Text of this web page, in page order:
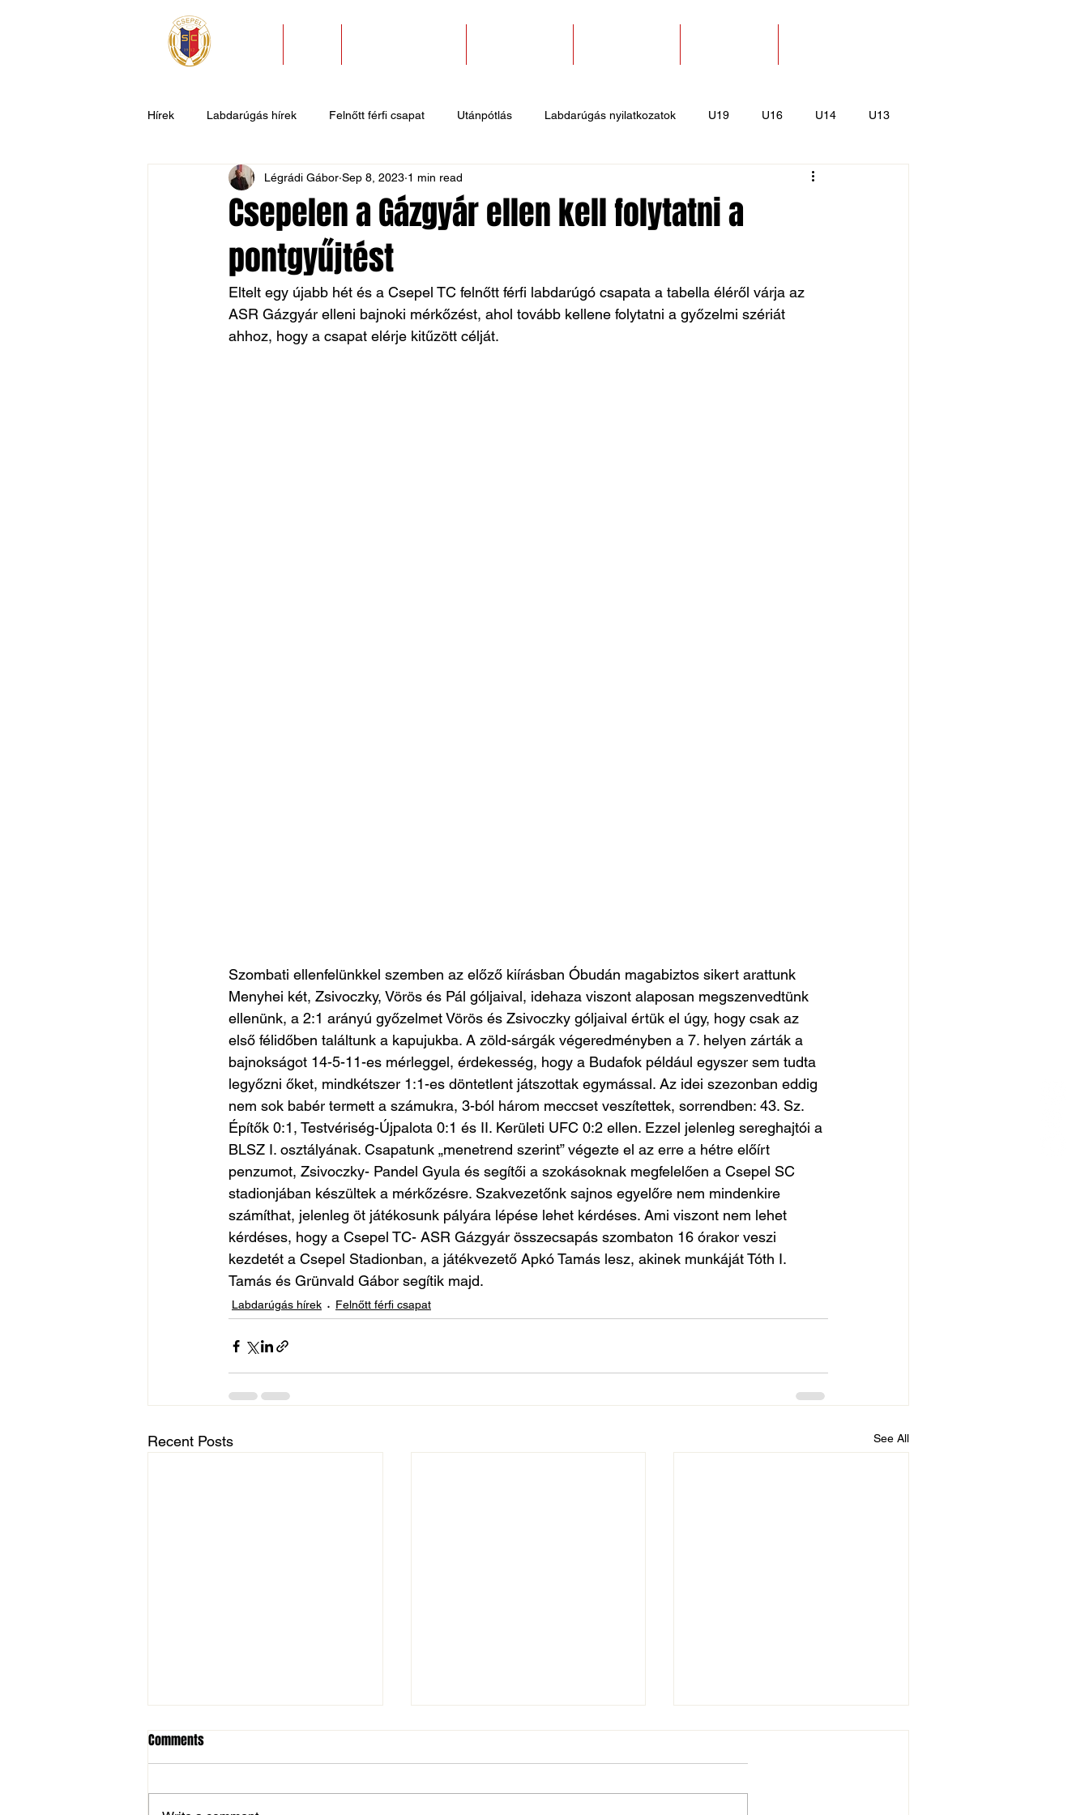
Hírek Labdarúgás hírek Felnőtt férfi csapat Utánpótlás Labdarúgás nyilatkozatok U19 U16 U14 U13
U9 U7 Evezős hírek Sportlövő hírek Kajak-Kenu
Csepel SC II Általános hírek
Csepelen a Gázgyár ellen kell folytatni a
pontgyűjtést
Légrádi Gábor Sep 8, 2023 1 min read
Eltelt egy újabb hét és a Csepel TC felnőtt férfi labdarúgó csapata a tabella éléről várja az
ASR Gázgyár elleni bajnoki mérkőzést, ahol tovább kellene folytatni a győzelmi szériát
ahhoz, hogy a csapat elérje kitűzött célját.
Szombati ellenfelünkkel szemben az előző kiírásban Óbudán magabiztos sikert arattunk
Menyhei két, Zsivoczky, Vörös és Pál góljaival, idehaza viszont alaposan megszenvedtünk
ellenünk, a 2:1 arányú győzelmet Vörös és Zsivoczky góljaival értük el úgy, hogy csak az
első félidőben találtunk a kapujukba. A zöld-sárgák végeredményben a 7. helyen zárták a
bajnokságot 14-5-11-es mérleggel, érdekesség, hogy a Budafok például egyszer sem tudta
legyőzni őket, mindkétszer 1:1-es döntetlent játszottak egymással. Az idei szezonban eddig
nem sok babér termett a számukra, 3-ból három meccset veszítettek, sorrendben: 43. Sz.
Építők 0:1, Testvériség-Újpalota 0:1 és II. Kerületi UFC 0:2 ellen. Ezzel jelenleg sereghajtói a
BLSZ I. osztályának. Csapatunk „menetrend szerint” végezte el az erre a hétre előírt
penzumot, Zsivoczky- Pandel Gyula és segítői a szokásoknak megfelelően a Csepel SC
stadionjában készültek a mérkőzésre. Szakvezetőnk sajnos egyelőre nem mindenkire
számíthat, jelenleg öt játékosunk pályára lépése lehet kérdéses. Ami viszont nem lehet
kérdéses, hogy a Csepel TC- ASR Gázgyár összecsapás szombaton 16 órakor veszi
kezdetét a Csepel Stadionban, a játékvezető Apkó Tamás lesz, akinek munkáját Tóth I.
Tamás és Grünvald Gábor segítik majd.
Labdarúgás hírek Felnőtt férfi csapat
Recent Posts See All
Comments